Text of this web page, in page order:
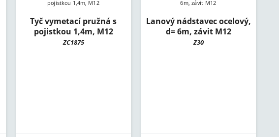
Tyč vymetací pružná s
pojistkou 1,4m, M12
ZC1875
Lanový nádstavec ocelový,
d= 6m, závit M12
Z30